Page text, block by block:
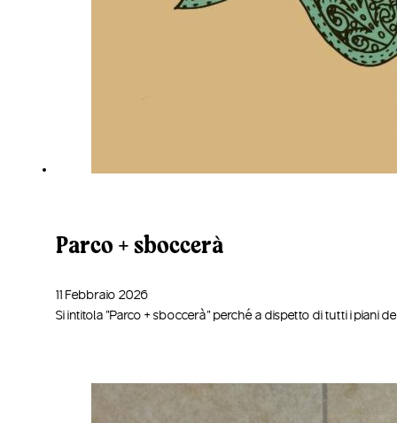
Parco + sboccerà
11 Febbraio 2026
Si intitola "Parco + sboccerà" perché a dispetto di tutti i piani